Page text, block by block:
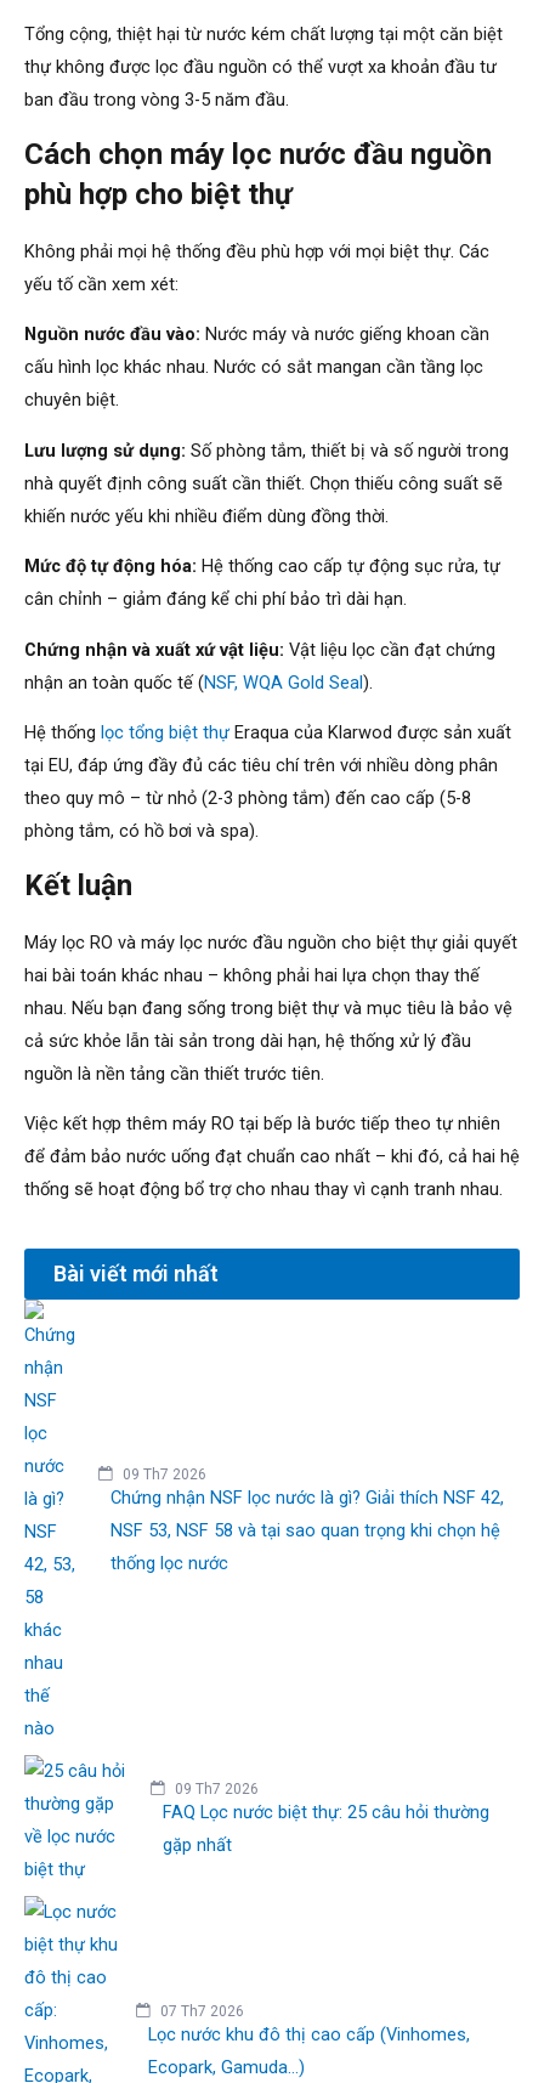
Tổng cộng, thiệt hại từ nước kém chất lượng tại một căn biệt
thự không được lọc đầu nguồn có thể vượt xa khoản đầu tư
ban đầu trong vòng 3-5 năm đầu.
Cách chọn máy lọc nước đầu nguồn
phù hợp cho biệt thự
Không phải mọi hệ thống đều phù hợp với mọi biệt thự. Các
yếu tố cần xem xét:
Nguồn nước đầu vào: Nước máy và nước giếng khoan cần
cấu hình lọc khác nhau. Nước có sắt mangan cần tầng lọc
chuyên biệt.
Lưu lượng sử dụng: Số phòng tắm, thiết bị và số người trong
nhà quyết định công suất cần thiết. Chọn thiếu công suất sẽ
khiến nước yếu khi nhiều điểm dùng đồng thời.
Mức độ tự động hóa: Hệ thống cao cấp tự động sục rửa, tự
cân chỉnh – giảm đáng kể chi phí bảo trì dài hạn.
Chứng nhận và xuất xứ vật liệu: Vật liệu lọc cần đạt chứng
nhận an toàn quốc tế (NSF, WQA Gold Seal).
Hệ thống lọc tổng biệt thự Eraqua của Klarwod được sản xuất
tại EU, đáp ứng đầy đủ các tiêu chí trên với nhiều dòng phân
theo quy mô – từ nhỏ (2-3 phòng tắm) đến cao cấp (5-8
phòng tắm, có hồ bơi và spa).
Kết luận
Máy lọc RO và máy lọc nước đầu nguồn cho biệt thự giải quyết
hai bài toán khác nhau – không phải hai lựa chọn thay thế
nhau. Nếu bạn đang sống trong biệt thự và mục tiêu là bảo vệ
cả sức khỏe lẫn tài sản trong dài hạn, hệ thống xử lý đầu
nguồn là nền tảng cần thiết trước tiên.
Việc kết hợp thêm máy RO tại bếp là bước tiếp theo tự nhiên
để đảm bảo nước uống đạt chuẩn cao nhất – khi đó, cả hai hệ
thống sẽ hoạt động bổ trợ cho nhau thay vì cạnh tranh nhau.
Bài viết mới nhất
09 Th7 2026
Chứng nhận NSF lọc nước là gì? Giải thích NSF 42,
NSF 53, NSF 58 và tại sao quan trọng khi chọn hệ
thống lọc nước
09 Th7 2026
FAQ Lọc nước biệt thự: 25 câu hỏi thường
gặp nhất
07 Th7 2026
Lọc nước khu đô thị cao cấp (Vinhomes,
Ecopark, Gamuda...)